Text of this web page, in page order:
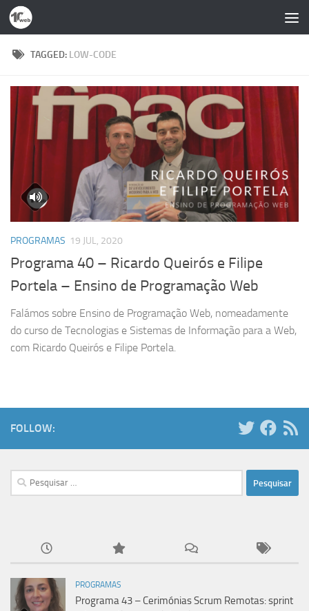
Skip to content
TAGGED: LOW-CODE
PROGRAMAS 19 JUL, 2020
Programa 40 – Ricardo Queirós e Filipe
Portela – Ensino de Programação Web
Falámos sobre Ensino de Programação Web, nomeadamente
do curso de Tecnologias e Sistemas de Informação para a Web,
com Ricardo Queirós e Filipe Portela.
FOLLOW:
Pesquisar
por:
PROGRAMAS
Programa 43 – Cerimónias Scrum Remotas: sprint